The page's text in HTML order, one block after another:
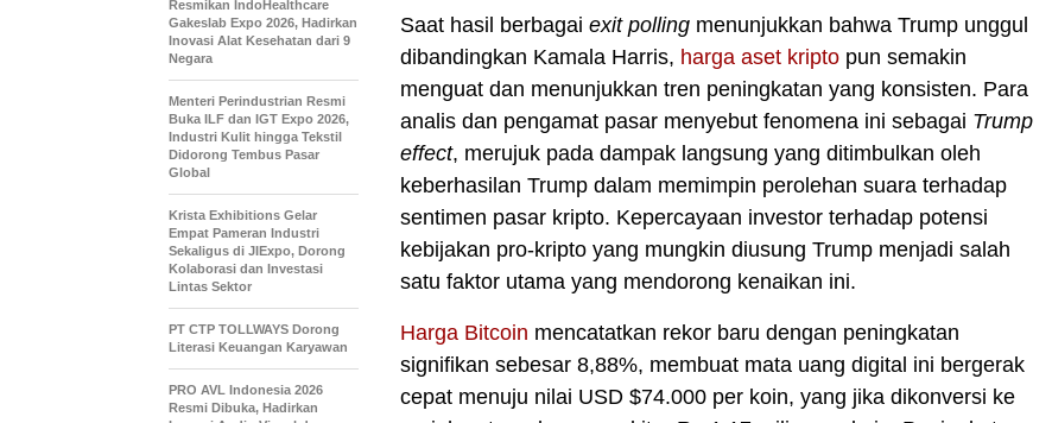
Saat hasil berbagai exit polling menunjukkan bahwa Trump unggul
dibandingkan Kamala Harris, harga aset kripto pun semakin
menguat dan menunjukkan tren peningkatan yang konsisten. Para
analis dan pengamat pasar menyebut fenomena ini sebagai Trump
effect, merujuk pada dampak langsung yang ditimbulkan oleh
keberhasilan Trump dalam memimpin perolehan suara terhadap
sentimen pasar kripto. Kepercayaan investor terhadap potensi
kebijakan pro-kripto yang mungkin diusung Trump menjadi salah
satu faktor utama yang mendorong kenaikan ini.
Harga Bitcoin mencatatkan rekor baru dengan peningkatan
signifikan sebesar 8,88%, membuat mata uang digital ini bergerak
cepat menuju nilai USD $74.000 per koin, yang jika dikonversi ke
Resmikan IndoHealthcare
Gakeslab Expo 2026, Hadirkan
Inovasi Alat Kesehatan dari 9
Negara
Menteri Perindustrian Resmi
Buka ILF dan IGT Expo 2026,
Industri Kulit hingga Tekstil
Didorong Tembus Pasar
Global
Krista Exhibitions Gelar
Empat Pameran Industri
Sekaligus di JIExpo, Dorong
Kolaborasi dan Investasi
Lintas Sektor
PT CTP TOLLWAYS Dorong
Literasi Keuangan Karyawan
PRO AVL Indonesia 2026
Resmi Dibuka, Hadirkan